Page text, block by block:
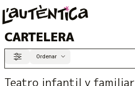
CARTELERA
Filtrar Ordenar
Teatro infantil y familiar